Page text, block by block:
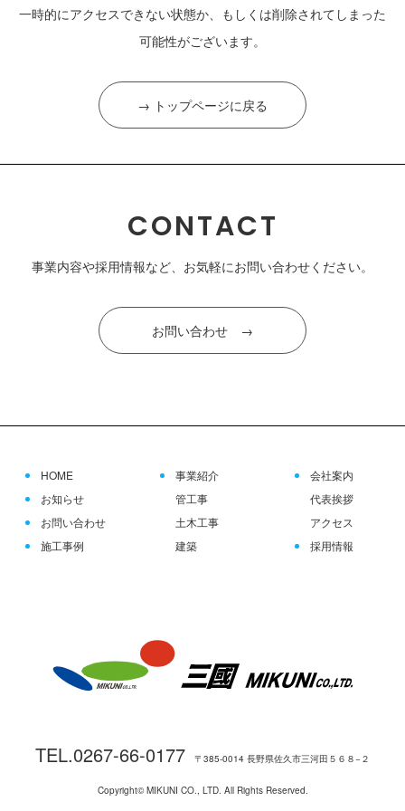
一時的にアクセスできない状態か、もしくは削除されてしまった
可能性がございます。
→ トップページに戻る
CONTACT
事業内容や採用情報など、お気軽にお問い合わせください。
お問い合わせ →
HOME
お知らせ
お問い合わせ
施工事例
事業紹介
管工事
土木工事
建築
会社案内
代表挨拶
アクセス
採用情報
TEL.0267-66-0177 〒385-0014 長野県佐久市三河田５６８−２
Copyright© MIKUNI CO., LTD. All Rights Reserved.